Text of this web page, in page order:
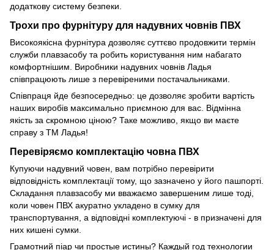
додаткову систему безпеки.
Трохи про фурнітуру для надувних човнів ПВХ
Високоякісна фурнітура дозволяє суттєво продовжити термін
служби плавзасобу та робить користування ним набагато
комфортнішим. Виробники надувних човнів Ладья
співпрацюють лише з перевіреними постачальниками.
Співпраця йде безпосередньо: це дозволяє зробити вартість
наших виробів максимально приємною для вас. Відмінна
якість за скромною ціною? Таке можливо, якщо ви маєте
справу з ТМ Ладья!
Перевіряємо комплектацію човна ПВХ
Купуючи надувний човен, вам потрібно перевірити
відповідність комплектації тому, що зазначено у його пашпортi.
Складання плавзасобу ми вважаємо завершеним лише тоді,
коли човен ПВХ акуратно укладено в сумку для
транспортування, а відповідні комплектуючі - в призначені для
них кишені сумки.
Грамотний піар чи простые истины? Каждый год технологии